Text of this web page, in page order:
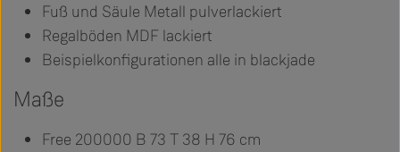
Fuß und Säule Metall pulverlackiert
Regalböden MDF lackiert
Beispielkonfigurationen alle in blackjade
Maße
Free 200000 B 73 T 38 H 76 cm